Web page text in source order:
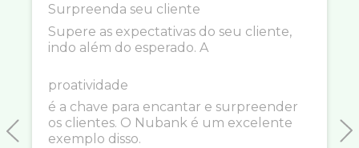
Previous
Surpreenda seu cliente
Supere as expectativas do seu cliente,
indo além do esperado. A
proatividade
é a chave para encantar e surpreender
os clientes. O Nubank é um excelente
exemplo disso.